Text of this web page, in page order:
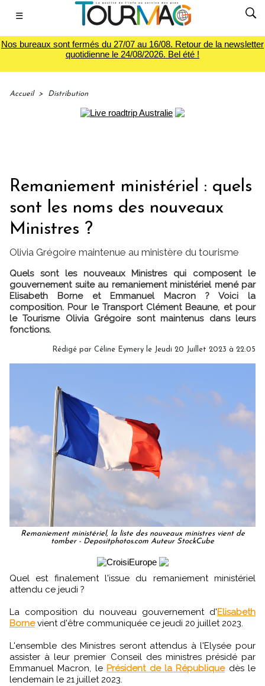
☰
Nos bureaux sont fermés du 27/07 au 16/08. Retour de la newsletter
quotidienne le 24/08/2026. Bel été !
Accueil > Distribution
Remaniement ministériel : quels
sont les noms des nouveaux
Ministres ?
Olivia Grégoire maintenue au ministère du tourisme
Quels sont les nouveaux Ministres qui composent le
gouvernement suite au remaniement ministériel mené par
Elisabeth Borne et Emmanuel Macron ? Voici la
composition. Pour le Transport Clément Beaune, et pour
le Tourisme Olivia Grégoire sont maintenus dans leurs
fonctions.
Rédigé par Céline Eymery le Jeudi 20 Juillet 2023 à 22:05
Remaniement ministériel, la liste des nouveaux ministres vient de
tomber - Depositphotos.com Auteur StockCube
Quel est finalement l'issue du remaniement ministériel
attendu ce jeudi ?
La composition du nouveau gouvernement d'Elisabeth
Bornevient d'être communiquée ce jeudi 20 juillet 2023.
L'ensemble des Ministres seront attendus à l'Elysée pour
assister à leur premier Conseil des ministres présidé par
Emmanuel Macron, le Président de la Républiquedès le
lendemain le 21 juillet 2023.